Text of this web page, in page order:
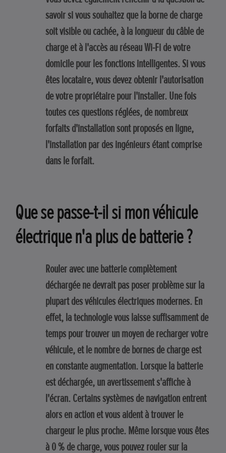
savoir si vous souhaitez que la borne de charge
soit visible ou cachée, à la longueur du câble de
charge et à l'accès au réseau Wi-Fi de votre
domicile pour les fonctions intelligentes. Si vous
êtes locataire, vous devez obtenir l'autorisation
de votre propriétaire pour l'installer. Une fois
toutes ces questions réglées, de nombreux
forfaits d'installation sont proposés en ligne,
l'installation par des ingénieurs étant comprise
dans le forfait.
Que se passe-t-il si mon véhicule
électrique n'a plus de batterie ?
Rouler avec une batterie complètement
déchargée ne devrait pas poser problème sur la
plupart des véhicules électriques modernes. En
effet, la technologie vous laisse suffisamment de
temps pour trouver un moyen de recharger votre
véhicule, et le nombre de bornes de charge est
en constante augmentation. Lorsque la batterie
est déchargée, un avertissement s'affiche à
l'écran. Certains systèmes de navigation entrent
alors en action et vous aident à trouver le
chargeur le plus proche. Même lorsque vous êtes
à 0 % de charge, vous pouvez rouler sur la